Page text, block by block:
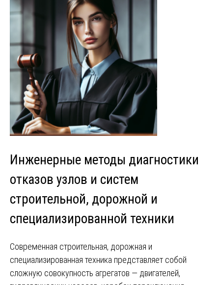
Инженерные методы диагностики
отказов узлов и систем
строительной, дорожной и
специализированной техники
Современная строительная, дорожная и
специализированная техника представляет собой
сложную совокупность агрегатов — двигателей,